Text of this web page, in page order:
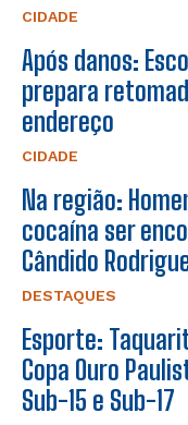
CIDADE
Após danos:
prepara
endereço
CIDADE
Na região:
cocaína ser
Cândido
DESTAQUES
Esporte:
Copa Ouro
Sub-15 e Sub-17